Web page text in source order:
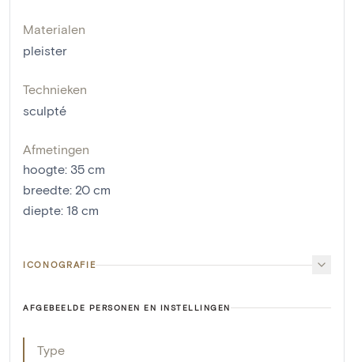
Materialen
pleister
Technieken
sculpté
Afmetingen
hoogte: 35 cm
breedte: 20 cm
diepte: 18 cm
ICONOGRAFIE
AFGEBEELDE PERSONEN EN INSTELLINGEN
Type